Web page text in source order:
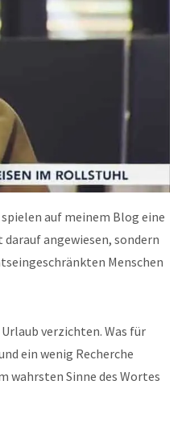
spielen auf meinem Blog eine
angewiesen, sondern
Menschen
verzichten. Was für
ein wenig Recherche
wahrsten Sinne des Wortes